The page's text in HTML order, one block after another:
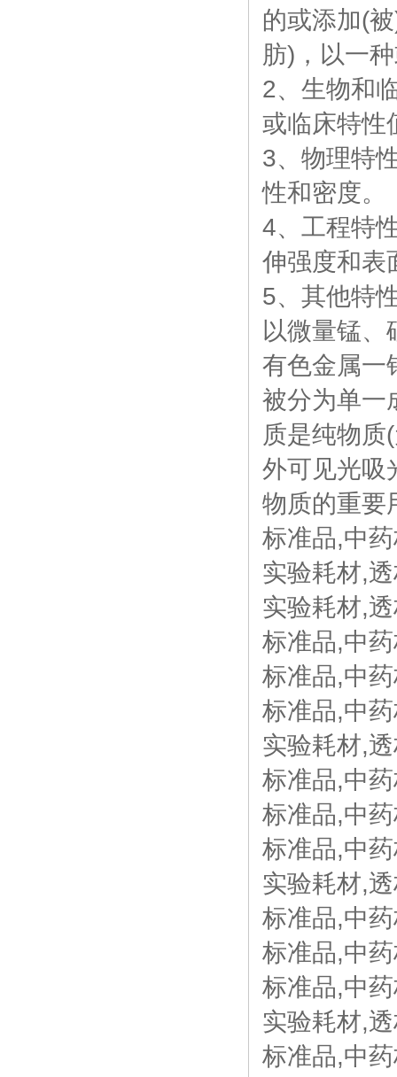
的或添加(
肪)，以一
2、生物和
或临床特性
3、物理特
性和密度。
4、工程特
伸强度和表
5、其他特
以微量锰
有色金属一
被分为单一
质是纯物质
外可见光吸
物质的重要
标准品,中
实验耗材,
实验耗材,
标准品,中
标准品,中
标准品,中
实验耗材,
标准品,中
标准品,中
标准品,中
实验耗材,
标准品,中
标准品,中
标准品,中
实验耗材,
标准品,中